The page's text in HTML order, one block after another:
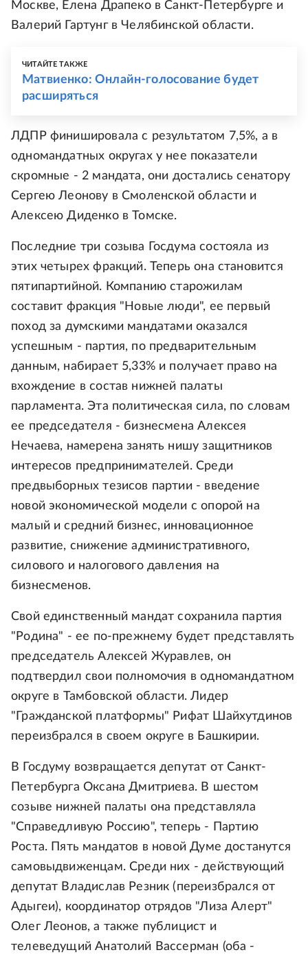
Москве, Елена Драпеко в Санкт-Петербурге и
Валерий Гартунг в Челябинской области.
ЧИТАЙТЕ ТАКЖЕ
Матвиенко: Онлайн-голосование будет
расширяться
ЛДПР финишировала с результатом 7,5%, а в
одномандатных округах у нее показатели
скромные - 2 мандата, они достались сенатору
Сергею Леонову в Смоленской области и
Алексею Диденко в Томске.
Последние три созыва Госдума состояла из
этих четырех фракций. Теперь она становится
пятипартийной. Компанию старожилам
составит фракция "Новые люди", ее первый
поход за думскими мандатами оказался
успешным - партия, по предварительным
данным, набирает 5,33% и получает право на
вхождение в состав нижней палаты
парламента. Эта политическая сила, по словам
ее председателя - бизнесмена Алексея
Нечаева, намерена занять нишу защитников
интересов предпринимателей. Среди
предвыборных тезисов партии - введение
новой экономической модели с опорой на
малый и средний бизнес, инновационное
развитие, снижение административного,
силового и налогового давления на
бизнесменов.
Свой единственный мандат сохранила партия
"Родина" - ее по-прежнему будет представлять
председатель Алексей Журавлев, он
подтвердил свои полномочия в одномандатном
округе в Тамбовской области. Лидер
"Гражданской платформы" Рифат Шайхутдинов
переизбрался в своем округе в Башкирии.
В Госдуму возвращается депутат от Санкт-
Петербурга Оксана Дмитриева. В шестом
созыве нижней палаты она представляла
"Справедливую Россию", теперь - Партию
Роста. Пять мандатов в новой Думе достанутся
самовыдвиженцам. Среди них - действующий
депутат Владислав Резник (переизбрался от
Адыгеи), координатор отрядов "Лиза Алерт"
Олег Леонов, а также публицист и
телеведущий Анатолий Вассерман (оба -